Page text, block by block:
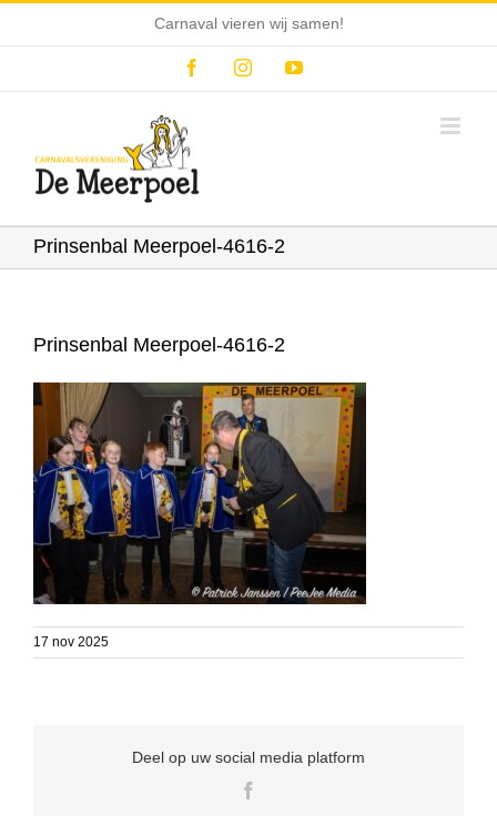
Carnaval vieren wij samen!
FacebookInstagramYouTube
Prinsenbal Meerpoel-4616-2
Prinsenbal Meerpoel-4616-2
17 nov 2025
Deel op uw social media platform